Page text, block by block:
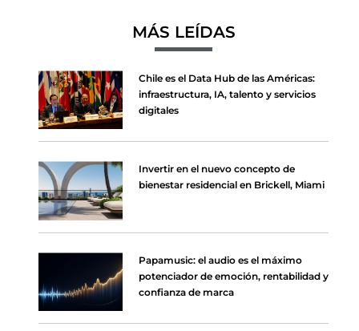
MÁS LEÍDAS
Chile es el Data Hub de las Américas:
infraestructura, IA, talento y servicios
digitales
Invertir en el nuevo concepto de
bienestar residencial en Brickell, Miami
Papamusic: el audio es el máximo
potenciador de emoción, rentabilidad y
confianza de marca